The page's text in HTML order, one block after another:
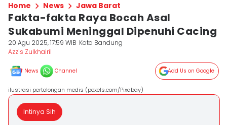
Home News Jawa Barat
Fakta-fakta Raya Bocah Asal
Sukabumi Meninggal Dipenuhi Cacing
20 Agu 2025, 17:59 WIB Kota Bandung
Azzis Zulkhairil
News Channel Add Us on Google
ilustrasi pertolongan medis (pexels.com/Pixabay)
Intinya Sih